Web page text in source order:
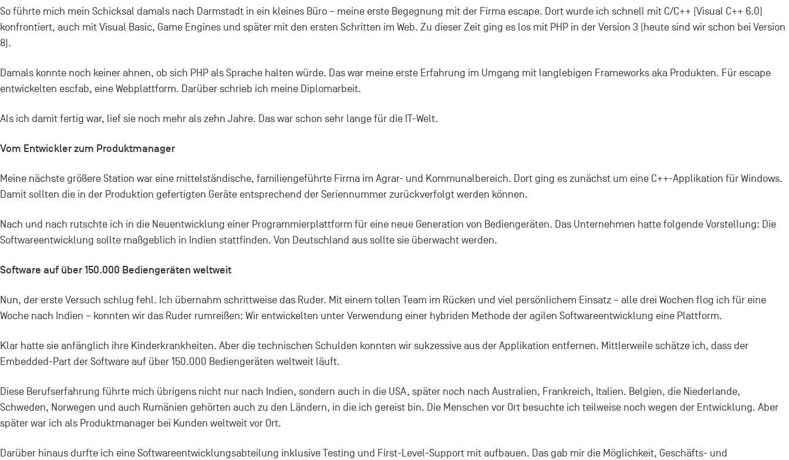
So führte mich mein Schicksal damals nach Darmstadt in ein kleines Büro – meine erste Begegnung mit der Firma escape. Dort wurde ich schnell mit C/C++ (Visual C++ 6.0)
konfrontiert, auch mit Visual Basic, Game Engines und später mit den ersten Schritten im Web. Zu dieser Zeit ging es los mit PHP in der Version 3 (heute sind wir schon bei Version
8).
Damals konnte noch keiner ahnen, ob sich PHP als Sprache halten würde. Das war meine erste Erfahrung im Umgang mit langlebigen Frameworks aka Produkten. Für escape
entwickelten escfab, eine Webplattform. Darüber schrieb ich meine Diplomarbeit.
Als ich damit fertig war, lief sie noch mehr als zehn Jahre. Das war schon sehr lange für die IT-Welt.
Vom Entwickler zum Produktmanager
Meine nächste größere Station war eine mittelständische, familiengeführte Firma im Agrar- und Kommunalbereich. Dort ging es zunächst um eine C++-Applikation für Windows.
Damit sollten die in der Produktion gefertigten Geräte entsprechend der Seriennummer zurückverfolgt werden können.
Nach und nach rutschte ich in die Neuentwicklung einer Programmierplattform für eine neue Generation von Bediengeräten. Das Unternehmen hatte folgende Vorstellung: Die
Softwareentwicklung sollte maßgeblich in Indien stattfinden. Von Deutschland aus sollte sie überwacht werden.
Software auf über 150.000 Bediengeräten weltweit
Nun, der erste Versuch schlug fehl. Ich übernahm schrittweise das Ruder. Mit einem tollen Team im Rücken und viel persönlichem Einsatz – alle drei Wochen flog ich für eine
Woche nach Indien – konnten wir das Ruder rumreißen: Wir entwickelten unter Verwendung einer hybriden Methode der agilen Softwareentwicklung eine Plattform.
Klar hatte sie anfänglich ihre Kinderkrankheiten. Aber die technischen Schulden konnten wir sukzessive aus der Applikation entfernen. Mittlerweile schätze ich, dass der
Embedded-Part der Software auf über 150.000 Bediengeräten weltweit läuft.
Diese Berufserfahrung führte mich übrigens nicht nur nach Indien, sondern auch in die USA, später noch nach Australien, Frankreich, Italien. Belgien, die Niederlande,
Schweden, Norwegen und auch Rumänien gehörten auch zu den Ländern, in die ich gereist bin. Die Menschen vor Ort besuchte ich teilweise noch wegen der Entwicklung. Aber
später war ich als Produktmanager bei Kunden weltweit vor Ort.
Darüber hinaus durfte ich eine Softwareentwicklungsabteilung inklusive Testing und First-Level-Support mit aufbauen. Das gab mir die Möglichkeit, Geschäfts- und